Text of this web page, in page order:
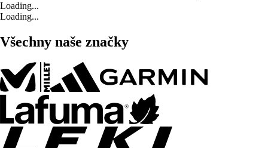
Loading...
Loading...
Všechny naše značky